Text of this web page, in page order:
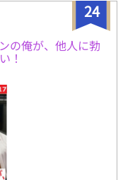
24
の俺が、他人に勃
！